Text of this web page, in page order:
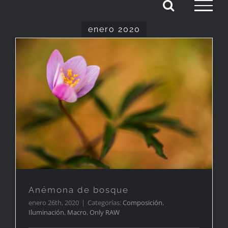
enero 2020
Anémona de bosque
Anémona de bosque
enero 26th, 2020 | Categorías: Composición,
Iluminación, Macro, Only RAW